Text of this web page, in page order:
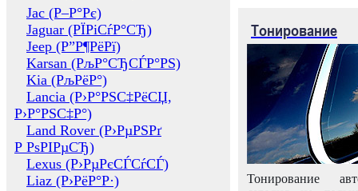
Jac (Р–Р°Рє)
Jaguar (РЇРіСѓР°СЂ)
Jeep (Р”Р¶РёРї)
Karsan (РљР°СЂСЃР°РЅ)
Kia (РљРёР°)
Lancia (Р›Р°РЅС‡РёСЏ,
Р›Р°РЅС‡Р°)
Land Rover (Р›РµРЅРґ
Р РѕРІРµСЂ)
Lexus (Р›РµРєСЃСѓСЃ)
Liaz (Р›РёР°Р·)
Тонирование
Тонирование